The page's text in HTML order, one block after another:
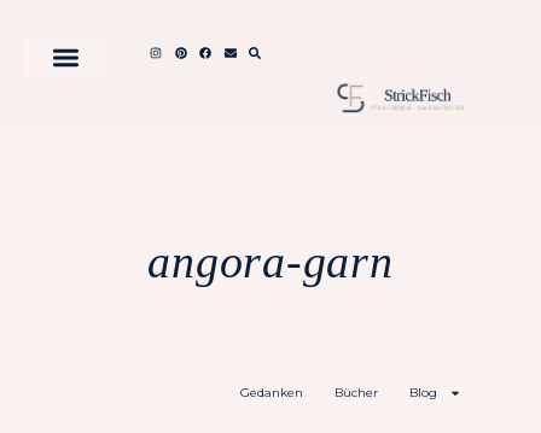
angora-garn
Gedanken Bücher Blog